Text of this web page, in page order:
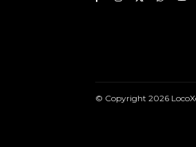
© Copyright 2026